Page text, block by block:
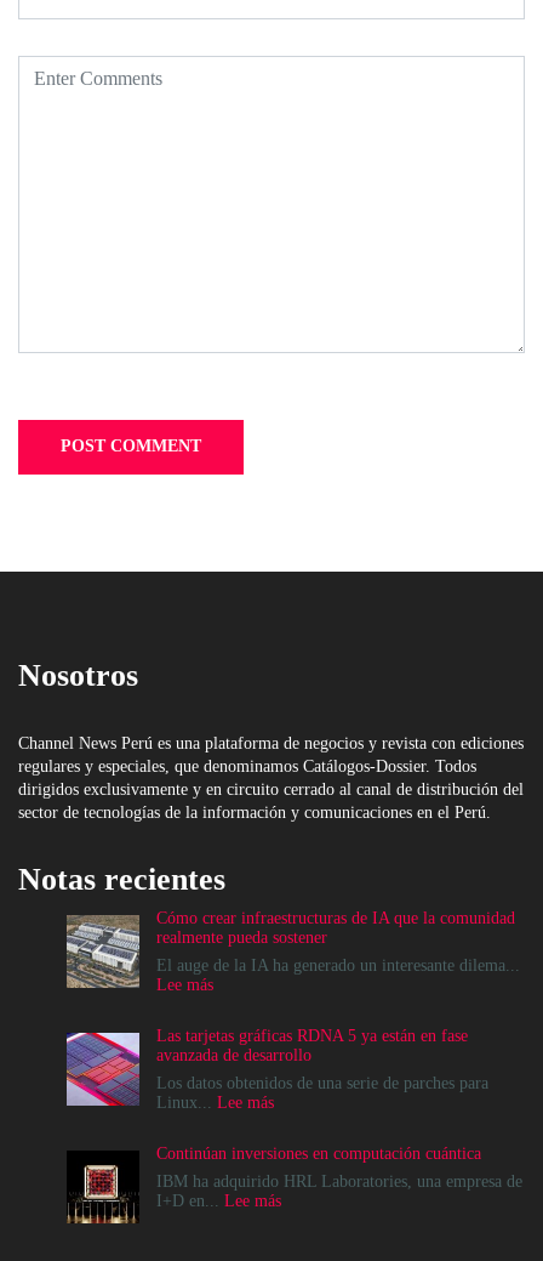
Nosotros
Channel News Perú es una plataforma de negocios y revista con ediciones
regulares y especiales, que denominamos Catálogos-Dossier. Todos
dirigidos exclusivamente y en circuito cerrado al canal de distribución del
sector de tecnologías de la información y comunicaciones en el Perú.
Notas recientes
Cómo crear infraestructuras de IA que la comunidad
realmente pueda sostener
El auge de la IA ha generado un interesante dilema...
Lee más:
infraestructuras
de
IA
que
realmente
pueda
sostener
Las tarjetas gráficas RDNA 5 ya están en fase
avanzada de desarrollo
Los datos obtenidos de una serie de parches para
Linux... Lee más:
gráficas
RDNA
5
Continúan inversiones en computación cuántica
IBM ha adquirido HRL Laboratories, una empresa de
I+D en... Lee más: